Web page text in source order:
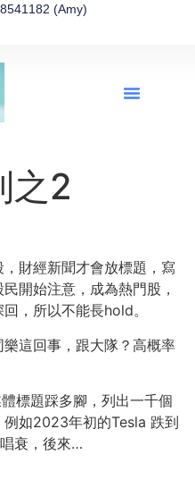
(Amy)
之2
財經新聞才會放標題，寫
開始注意，成為熱門股，
，所以不能長hold。
這回事，跟大隊？高概率
標題踩多腳，列出一千個
如2023年初的Tesla 跌到
衰，後來…